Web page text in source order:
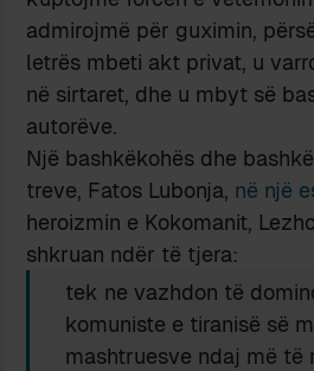
admirojmë për guximin,
letrës mbeti akt privat, u
në sirtaret, dhe u mbyt së
autorëve.
Një bashkëkohës dhe
treve, Fatos Lubonja, në një
heroizmin e Kokomanit,
shkruan ndër të tjera:
tek ne vazhdon të
komuniste e tiranisë së
mashtruesve ndaj më të